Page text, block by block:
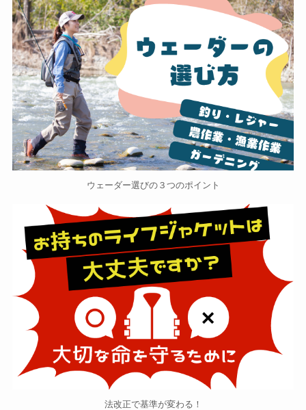
ウェーダー選びの３つのポイント
法改正で基準が変わる！